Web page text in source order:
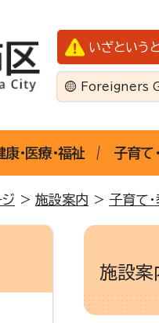
いざという
Foreigners
康・医療・福祉 子育て
ジ > 施設案内 > 子育て
施設